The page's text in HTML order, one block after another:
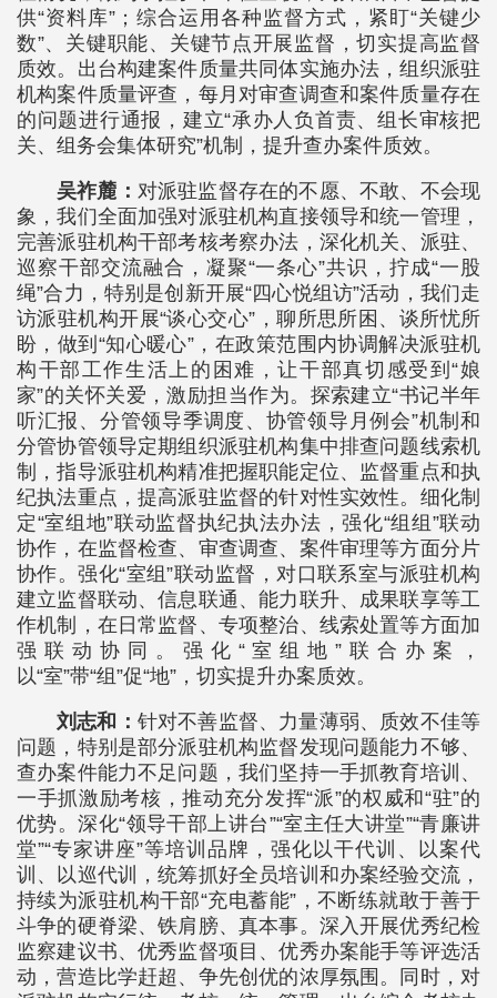
供“资料库”；综合运用各种监督方式，紧盯“关键少
数”、关键职能、关键节点开展监督，切实提高监督
质效。出台构建案件质量共同体实施办法，组织派驻
机构案件质量评查，每月对审查调查和案件质量存在
的问题进行通报，建立“承办人负首责、组长审核把
关、组务会集体研究”机制，提升查办案件质效。
吴祚麓： 对派驻监督存在的不愿、不敢、不会现
象，我们全面加强对派驻机构直接领导和统一管理，
完善派驻机构干部考核考察办法，深化机关、派驻、
巡察干部交流融合，凝聚“一条心”共识，拧成“一股
绳”合力，特别是创新开展“四心悦组访”活动，我们走
访派驻机构开展“谈心交心”，聊所思所困、谈所忧所
盼，做到“知心暖心”，在政策范围内协调解决派驻机
构干部工作生活上的困难，让干部真切感受到“娘
家”的关怀关爱，激励担当作为。探索建立“书记半年
听汇报、分管领导季调度、协管领导月例会”机制和
分管协管领导定期组织派驻机构集中排查问题线索机
制，指导派驻机构精准把握职能定位、监督重点和执
纪执法重点，提高派驻监督的针对性实效性。细化制
定“室组地”联动监督执纪执法办法，强化“组组”联动
协作，在监督检查、审查调查、案件审理等方面分片
协作。强化“室组”联动监督，对口联系室与派驻机构
建立监督联动、信息联通、能力联升、成果联享等工
作机制，在日常监督、专项整治、线索处置等方面加
强联动协同。强化“室组地”联合办案，
以“室”带“组”促“地”，切实提升办案质效。
刘志和： 针对不善监督、力量薄弱、质效不佳等
问题，特别是部分派驻机构监督发现问题能力不够、
查办案件能力不足问题，我们坚持一手抓教育培训、
一手抓激励考核，推动充分发挥“派”的权威和“驻”的
优势。深化“领导干部上讲台”“室主任大讲堂”“青廉讲
堂”“专家讲座”等培训品牌，强化以干代训、以案代
训、以巡代训，统筹抓好全员培训和办案经验交流，
持续为派驻机构干部“充电蓄能”，不断练就敢于善于
斗争的硬脊梁、铁肩膀、真本事。深入开展优秀纪检
监察建议书、优秀监督项目、优秀办案能手等评选活
动，营造比学赶超、争先创优的浓厚氛围。同时，对